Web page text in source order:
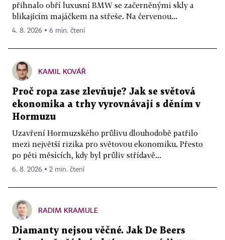
přihnalo obří luxusní BMW se začerněnými skly a
blikajícím majáčkem na střeše. Na červenou...
4. 8. 2026 ▪ 6 min. čtení
KAMIL KOVÁŘ
Proč ropa zase zlevňuje? Jak se světová
ekonomika a trhy vyrovnávají s děním v
Hormuzu
Uzavření Hormuzského průlivu dlouhodobě patřilo
mezi největší rizika pro světovou ekonomiku. Přesto
po pěti měsících, kdy byl průliv střídavě...
6. 8. 2026 ▪ 2 min. čtení
RADIM KRAMULE
Diamanty nejsou věčné. Jak De Beers